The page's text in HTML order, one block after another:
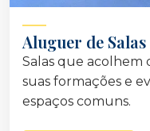
Aluguer de Salas
Salas que acolhem
suas formações e
espaços comuns.